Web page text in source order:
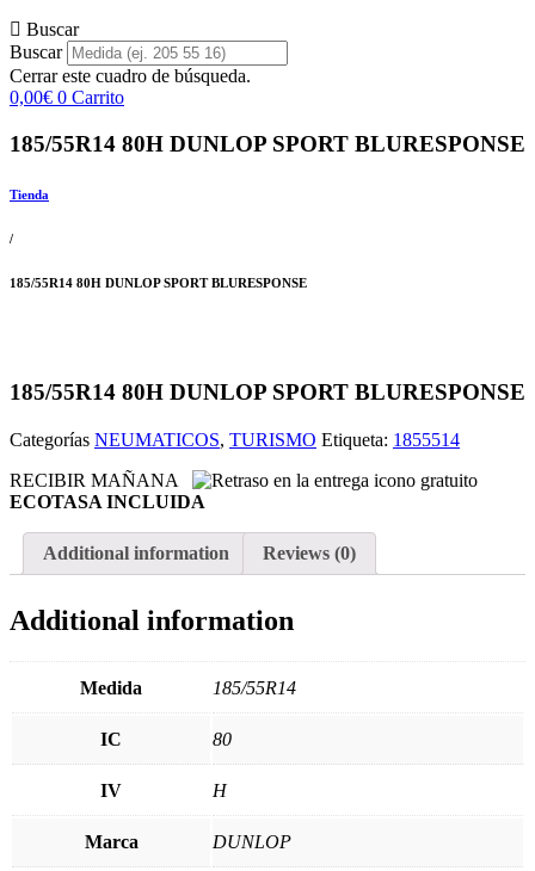
Buscar
Buscar
Cerrar este cuadro de búsqueda.
0,00€ 0 Carrito
185/55R14 80H DUNLOP SPORT BLURESPONSE
Tienda
/
185/55R14 80H DUNLOP SPORT BLURESPONSE
185/55R14 80H DUNLOP SPORT BLURESPONSE
Categorías NEUMATICOS, TURISMO Etiqueta: 1855514
RECIBIR MAÑANA
ECOTASA INCLUIDA
Additional information Reviews (0)
Additional information
Medida 185/55R14
IC 80
IV H
Marca DUNLOP